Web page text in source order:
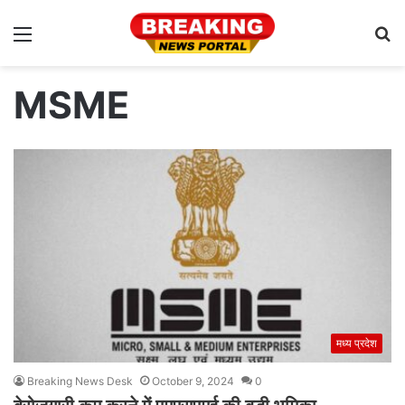
Menu
MSME
मध्य प्रदेश
Breaking News Desk October 9, 2024 0